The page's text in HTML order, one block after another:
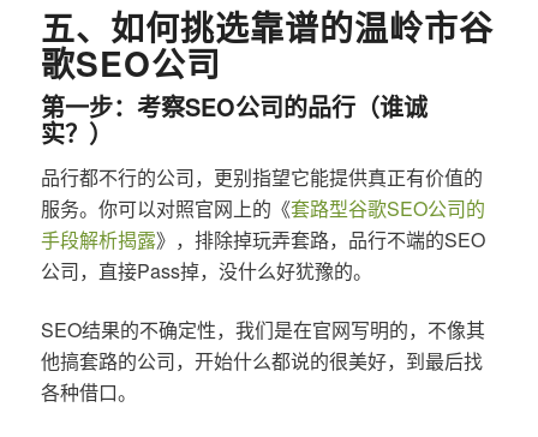
五、如何挑选靠谱的温岭市谷
歌SEO公司
第一步：考察SEO公司的品行（谁诚
实？）
品行都不行的公司，更别指望它能提供真正有价值的
服务。你可以对照官网上的《套路型谷歌SEO公司的
手段解析揭露》，排除掉玩弄套路，品行不端的SEO
公司，直接Pass掉，没什么好犹豫的。
SEO结果的不确定性，我们是在官网写明的，不像其
他搞套路的公司，开始什么都说的很美好，到最后找
各种借口。